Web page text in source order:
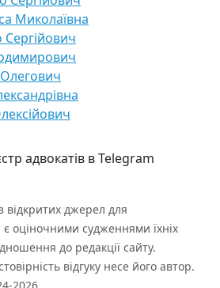
Миколаївна
адвокатів в Telegram
відкритих джерел для
оціночними судженнями їхніх
до редакції сайту.
відгуку несе його автор.